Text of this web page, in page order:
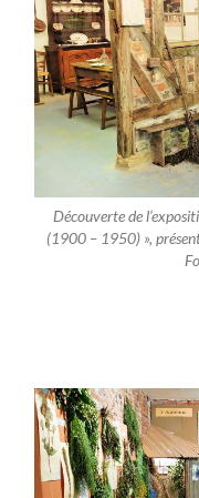
Découverte de
(1900 – 1950) »,